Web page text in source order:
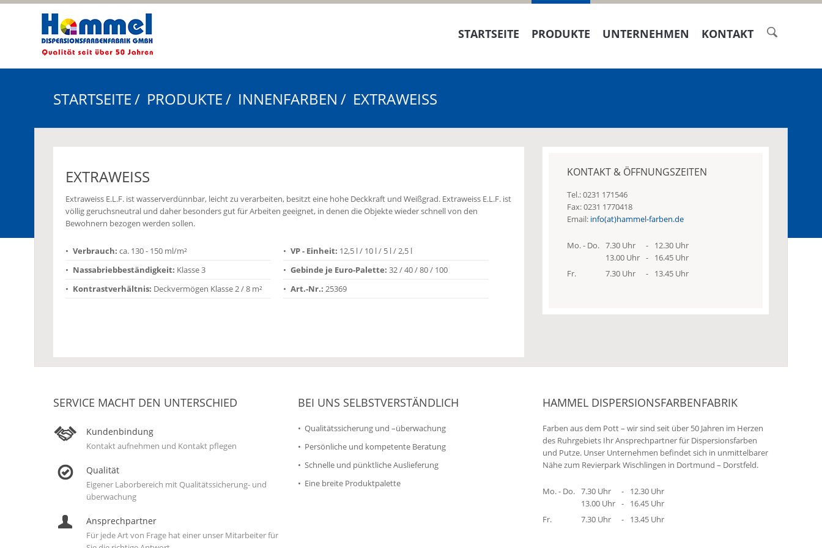
STARTSEITE PRODUKTE UNTERNEHMEN KONTAKT
STARTSEITE PRODUKTE INNENFARBEN EXTRAWEISS
EXTRAWEISS
Extraweiss E.L.F. ist wasserverdünnbar, leicht zu verarbeiten, besitzt eine hohe Deckkraft und Weißgrad. Extraweiss E.L.F. ist
völlig geruchsneutral und daher besonders gut für Arbeiten geeignet, in denen die Objekte wieder schnell von den
Bewohnern bezogen werden sollen.
Verbrauch: ca. 130 - 150 ml/m² VP - Einheit: 12,5 l / 10 l / 5 l / 2,5 l
Nassabriebbeständigkeit: Klasse 3 Gebinde je Euro-Palette: 32 / 40 / 80 / 100
Kontrastverhältnis: Deckvermögen Klasse 2 / 8 m² Art.-Nr.: 25369
KONTAKT & ÖFFNUNGSZEITEN
Tel.: 0231 171546
Fax: 0231 1770418
Email: info(at)hammel-farben.de
Mo. - Do. 7.30 Uhr
13.00 Uhr
-
-
12.30 Uhr
16.45 Uhr
Fr.
7.30 Uhr - 13.45 Uhr
SERVICE MACHT DEN UNTERSCHIED
Kundenbindung
Kontakt aufnehmen und Kontakt pflegen
Qualität
Eigener Laborbereich mit Qualitätssicherung- und
überwachung
Ansprechpartner
Für jede Art von Frage hat einer unser Mitarbeiter für
BEI UNS SELBSTVERSTÄNDLICH
Qualitätssicherung und –überwachung
Persönliche und kompetente Beratung
Schnelle und pünktliche Auslieferung
Eine breite Produktpalette
HAMMEL DISPERSIONSFARBENFABRIK
Farben aus dem Pott – wir sind seit über 50 Jahren im Herzen
des Ruhrgebiets Ihr Ansprechpartner für Dispersionsfarben
und Putze. Unser Unternehmen befindet sich in unmittelbarer
Nähe zum Revierpark Wischlingen in Dortmund – Dorstfeld.
Mo. - Do. 7.30 Uhr
13.00 Uhr
-
-
12.30 Uhr
16.45 Uhr
Fr.
7.30 Uhr - 13.45 Uhr